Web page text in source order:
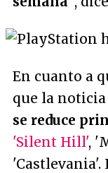
En cuanto a
que la noticia
se reduce
'Silent Hill',